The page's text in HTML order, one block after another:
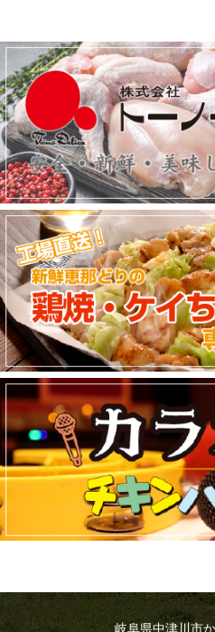
岐阜県中津川市